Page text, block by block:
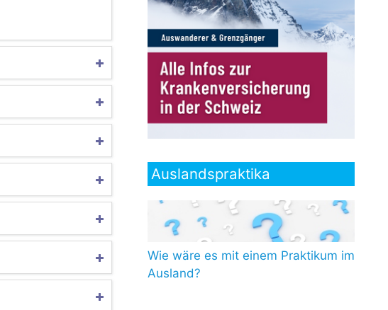
Auslandspraktika
Wie wäre es mit einem Praktikum im
Ausland?